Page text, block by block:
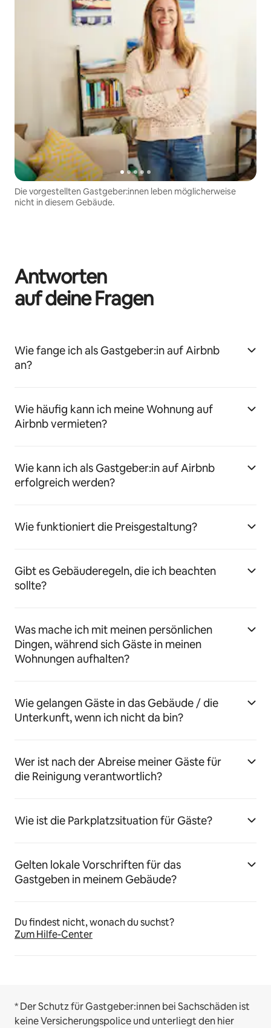
Die vorgestellten Gastgeber:innen leben möglicherweise
nicht in diesem Gebäude.
Antworten
auf deine Fragen
Wie fange ich als Gastgeber:in auf Airbnb
an?
Wie häufig kann ich meine Wohnung auf
Airbnb vermieten?
Wie kann ich als Gastgeber:in auf Airbnb
erfolgreich werden?
Wie funktioniert die Preisgestaltung?
Gibt es Gebäuderegeln, die ich beachten
sollte?
Was mache ich mit meinen persönlichen
Dingen, während sich Gäste in meinen
Wohnungen aufhalten?
Wie gelangen Gäste in das Gebäude / die
Unterkunft, wenn ich nicht da bin?
Wer ist nach der Abreise meiner Gäste für
die Reinigung verantwortlich?
Wie ist die Parkplatzsituation für Gäste?
Gelten lokale Vorschriften für das
Gastgeben in meinem Gebäude?
Du findest nicht, wonach du suchst?
Zum Hilfe-Center
* Der Schutz für Gastgeber:innen bei Sachschäden ist
keine Versicherungspolice und unterliegt den hier